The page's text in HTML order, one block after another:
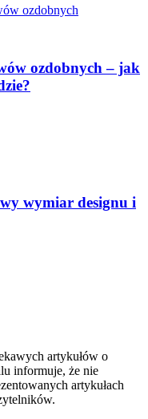
ozdobnych – jak
wymiar designu i
artykułów o
informuje, że nie
artykułach